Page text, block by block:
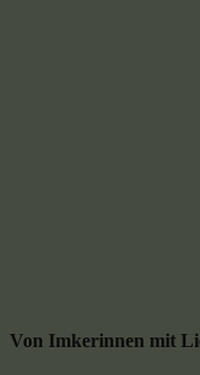
Von Imkerinnen mit